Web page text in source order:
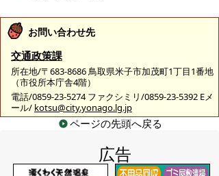
お問い合わせ先
交通政策課
所在地/〒683-8686 鳥取県米子市加茂町1丁目1番地
（市役所本庁舎4階）
電話/0859-23-5274 ファクシミリ/0859-23-5392 Eメ
ール/ kotsu@city.yonago.lg.jp
ページの先頭へ戻る
広告